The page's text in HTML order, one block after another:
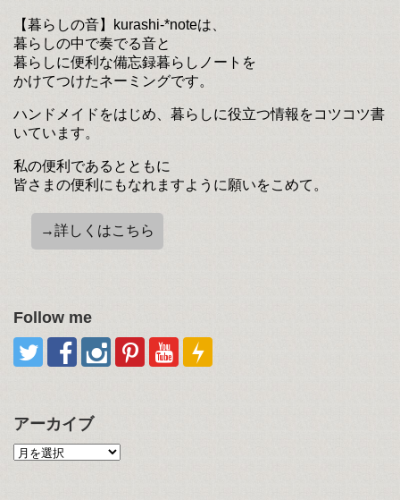
【暮らしの音】kurashi-*noteは、
暮らしの中で奏でる音と
暮らしに便利な備忘録暮らしノートを
かけてつけたネーミングです。
ハンドメイドをはじめ、暮らしに役立つ情報をコツコツ書
いています。
私の便利であるとともに
皆さまの便利にもなれますように願いをこめて。
→詳しくはこちら
Follow me
アーカイブ